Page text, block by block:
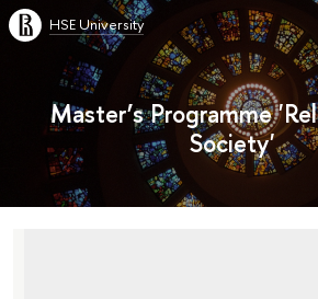
HSE University
Master’s Programme
Society'